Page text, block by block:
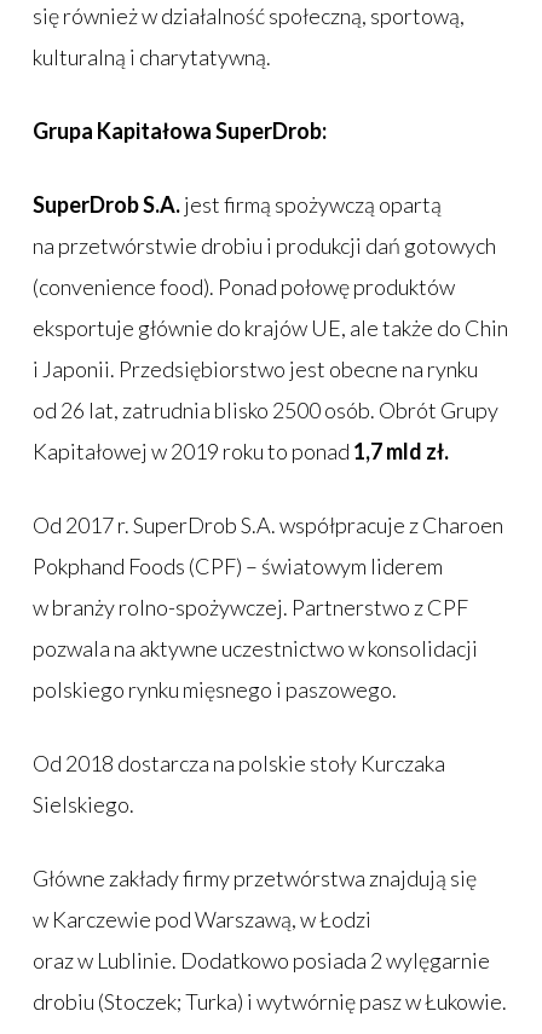
się również w działalność społeczną, sportową,
kulturalną i charytatywną.
Grupa Kapitałowa SuperDrob:
SuperDrob S.A.jest firmą spożywczą opartą
na przetwórstwie drobiu i produkcji dań gotowych
(convenience food). Ponad połowę produktów
eksportuje głównie do krajów UE, ale także do Chin
i Japonii. Przedsiębiorstwo jest obecne na rynku
od 26 lat, zatrudnia blisko 2500 osób. Obrót Grupy
Kapitałowej w 2019 roku to ponad 1,7 mld zł.
Od 2017 r. SuperDrob S.A. współpracuje z Charoen
Pokphand Foods (CPF) – światowym liderem
w branży rolno-spożywczej. Partnerstwo z CPF
pozwala na aktywne uczestnictwo w konsolidacji
polskiego rynku mięsnego i paszowego.
Od 2018 dostarcza na polskie stoły Kurczaka
Sielskiego.
Główne zakłady firmy przetwórstwa znajdują się
w Karczewie pod Warszawą, w Łodzi
oraz w Lublinie. Dodatkowo posiada 2 wylęgarnie
drobiu (Stoczek; Turka) i wytwórnię pasz w Łukowie.